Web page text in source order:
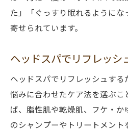
た」「ぐっすり眠れるようにな
寄せられています。
ヘッドスパでリフレッシ
ヘッドスパでリフレッシュす
悩みに合わせたケア法を選ぶこ
ば、脂性肌や乾燥肌、フケ・
のシャンプーやトリートメン